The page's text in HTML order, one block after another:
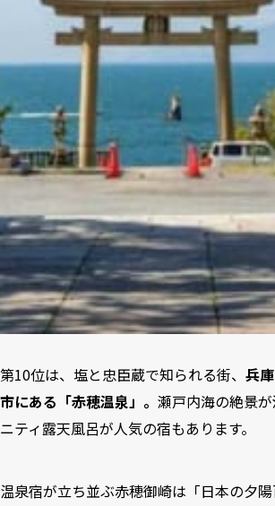
第10位は、塩と忠臣蔵で知られる街、 兵
市にある「赤穂温泉」。 瀬戸内海の絶景
ニティ露天風呂が人気の宿もあります。
温泉宿が立ち並ぶ赤穂御崎は「日本の夕